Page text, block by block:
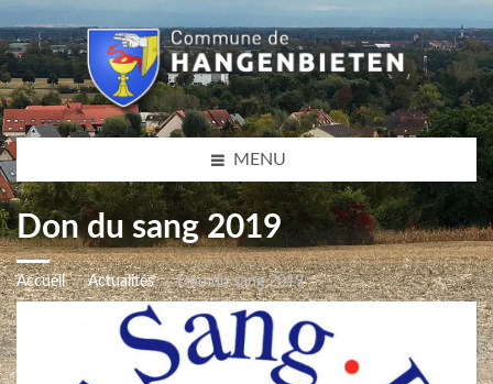
MENU
Don du sang 2019
Accueil Actualités Don du sang 2019